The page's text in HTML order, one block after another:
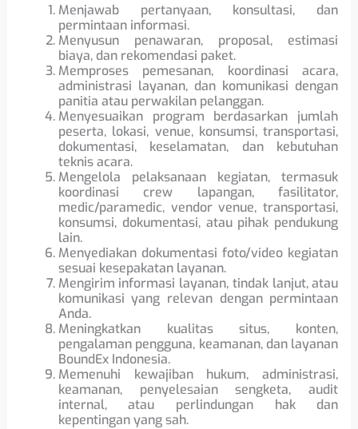
Menjawab pertanyaan, konsultasi, dan
permintaan informasi.
Menyusun penawaran, proposal, estimasi
biaya, dan rekomendasi paket.
Memproses pemesanan, koordinasi acara,
administrasi layanan, dan komunikasi dengan
panitia atau perwakilan pelanggan.
Menyesuaikan program berdasarkan jumlah
peserta, lokasi, venue, konsumsi, transportasi,
dokumentasi, keselamatan, dan kebutuhan
teknis acara.
Mengelola pelaksanaan kegiatan, termasuk
koordinasi crew lapangan, fasilitator,
medic/paramedic, vendor venue, transportasi,
konsumsi, dokumentasi, atau pihak pendukung
lain.
Menyediakan dokumentasi foto/video kegiatan
sesuai kesepakatan layanan.
Mengirim informasi layanan, tindak lanjut, atau
komunikasi yang relevan dengan permintaan
Anda.
Meningkatkan kualitas situs, konten,
pengalaman pengguna, keamanan, dan layanan
BoundEx Indonesia.
Memenuhi kewajiban hukum, administrasi,
keamanan, penyelesaian sengketa, audit
internal, atau perlindungan hak dan
kepentingan yang sah.